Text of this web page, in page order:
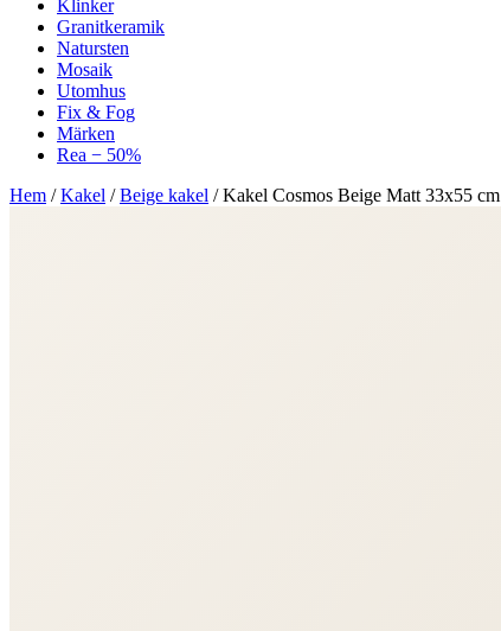
Klinker
Granitkeramik
Natursten
Mosaik
Utomhus
Fix & Fog
Märken
Rea − 50%
Hem /Kakel /Beige kakel /Kakel Cosmos Beige Matt 33x55 cm